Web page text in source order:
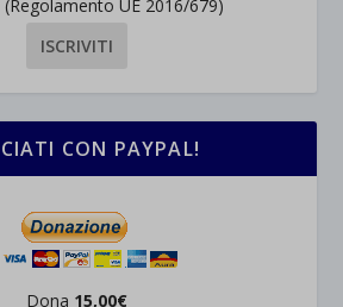
UE 2016/679)
CON PAYPAL!
Dona 15,00€